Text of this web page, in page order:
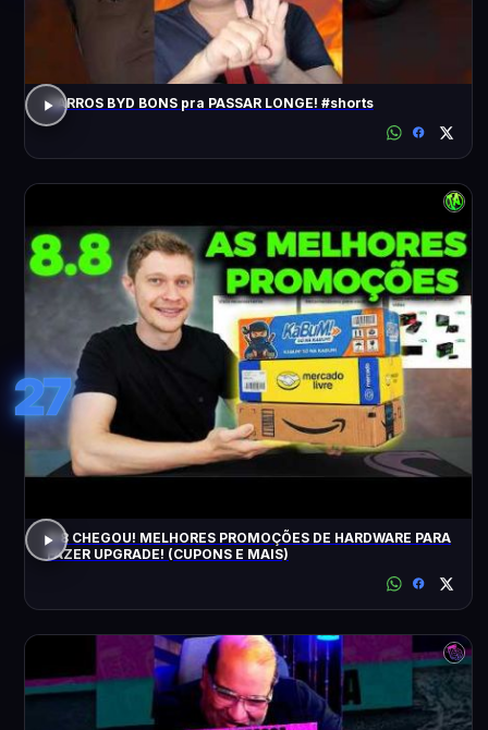
CARROS BYD BONS pra PASSAR LONGE! #shorts
27
8.8 CHEGOU! MELHORES PROMOÇÕES DE HARDWARE PARA
FAZER UPGRADE! (CUPONS E MAIS)